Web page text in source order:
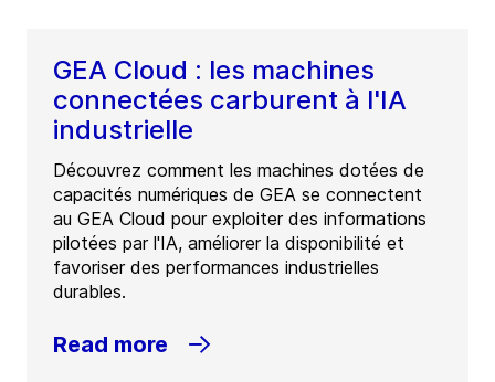
GEA Cloud : les machines
connectées carburent à l'IA
industrielle
Découvrez comment les machines dotées de
capacités numériques de GEA se connectent
au GEA Cloud pour exploiter des informations
pilotées par l'IA, améliorer la disponibilité et
favoriser des performances industrielles
durables.
Read more